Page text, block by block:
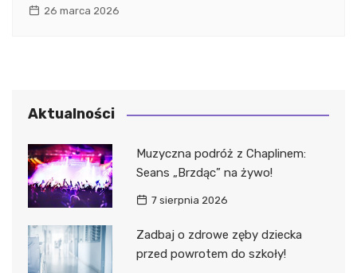
26 marca 2026
Aktualności
Muzyczna podróż z Chaplinem:
Seans „Brzdąc” na żywo!
7 sierpnia 2026
Zadbaj o zdrowe zęby dziecka
przed powrotem do szkoły!